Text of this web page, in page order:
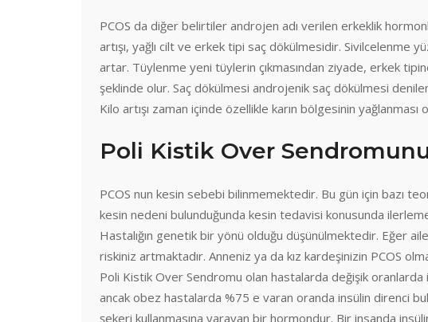
PCOS da diğer belirtiler androjen adı verilen erkeklik
artışı, yağlı cilt ve erkek tipi saç dökülmesidir. Sivilcelenme
artar. Tüylenme yeni tüylerin çıkmasından ziyade, erkek
şeklinde olur. Saç dökülmesi androjenik saç dökülmesi
Kilo artışı zaman içinde özellikle karın bölgesinin
Poli Kistik Over
PCOS nun kesin sebebi bilinmemektedir. Bu gün için bazı
kesin nedeni bulunduğunda kesin tedavisi konusunda
Hastalığın genetik bir yönü olduğu düşünülmektedir. Eğer
riskiniz artmaktadır. Anneniz ya da kız kardeşinizin PCOS
Poli Kistik Over Sendromu olan hastalarda değişik oranlarda
ancak obez hastalarda %75 e varan oranda insülin direnci
şekeri kullanmasına yarayan bir hormondur. Bir insanda